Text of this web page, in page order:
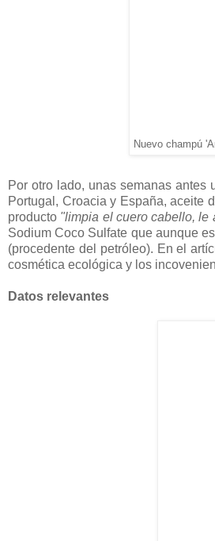
Nuevo champú
Por otro lado, unas semanas antes
Portugal, Croacia y España, aceite
producto "limpia el cuero cabello, le
Sodium Coco Sulfate que aunque
(procedente del petróleo). En el
cosmética ecológica y los
Datos relevantes